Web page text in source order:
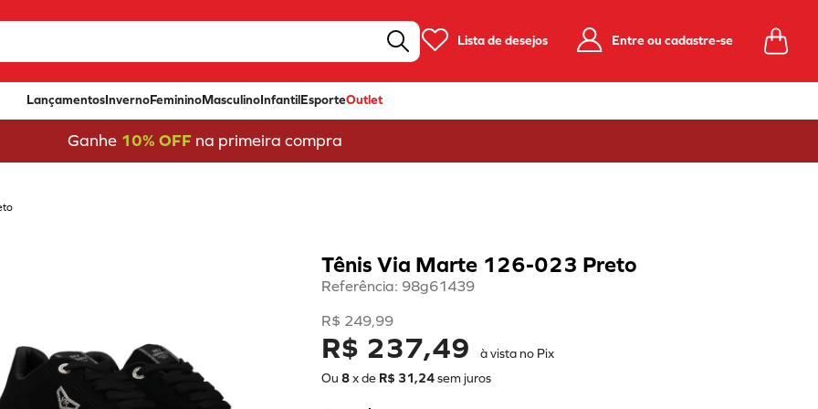
Lista de desejos Entre ou cadastre-se
LançamentosInvernoFemininoMasculinoInfantilEsporteOutlet
Ganhe 10% OFFna primeira compra
Tênis Via Marte 126-023 Preto
Referência: 98g61439
R$ 249,99
R$ 237,49
à vista no Pix
Ou8x de R$ 31,24sem juros